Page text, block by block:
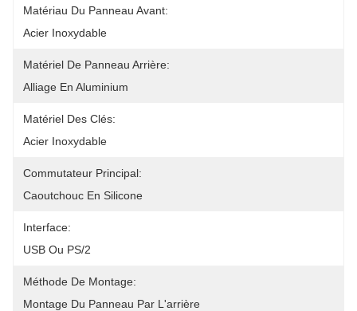
Matériau Du Panneau Avant:
Acier Inoxydable
Matériel De Panneau Arrière:
Alliage En Aluminium
Matériel Des Clés:
Acier Inoxydable
Commutateur Principal:
Caoutchouc En Silicone
Interface:
USB Ou PS/2
Méthode De Montage:
Montage Du Panneau Par L'arrière